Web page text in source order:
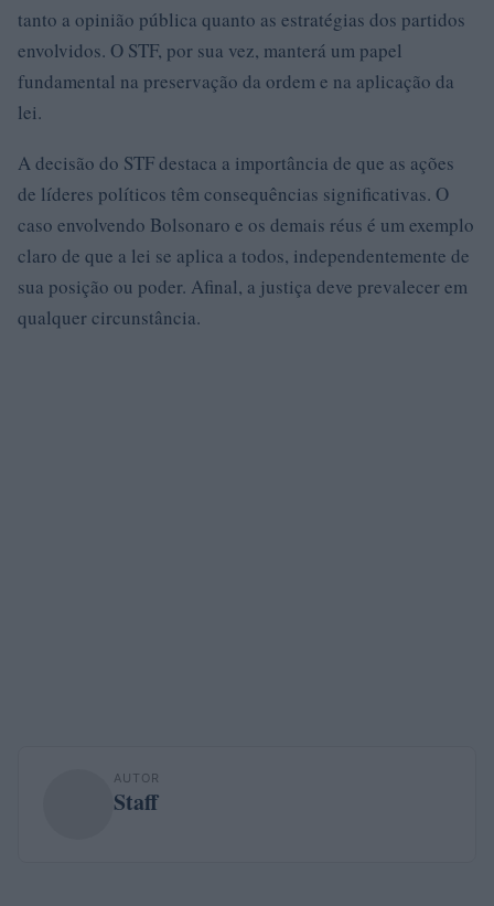
tanto a opinião pública quanto as estratégias dos partidos
envolvidos. O STF, por sua vez, manterá um papel
fundamental na preservação da ordem e na aplicação da
lei.
A decisão do STF destaca a importância de que as ações
de líderes políticos têm consequências significativas. O
caso envolvendo Bolsonaro e os demais réus é um exemplo
claro de que a lei se aplica a todos, independentemente de
sua posição ou poder. Afinal, a justiça deve prevalecer em
qualquer circunstância.
AUTOR
Staff